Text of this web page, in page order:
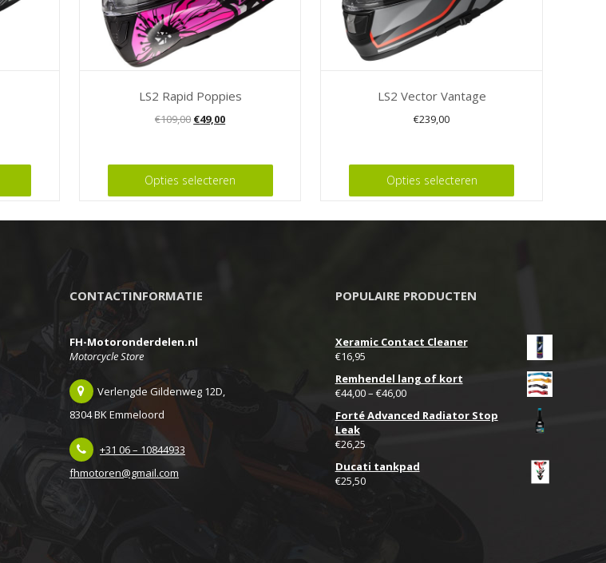
LS2 Rapid Poppies
€109,00 Oorspronkelijke
€109,00.
€49,00Huidige
€49,00.
Opties selecteren
meerdere
kan
gekozen
worden
de
productpagina
LS2 Vector Vantage
€239,00
Opties selecteren
meerdere
kan
worden
CONTACTINFORMATIE
FH-Motoronderdelen.nl
Motorcycle Store
Verlengde Gildenweg 12D,
8304 BK Emmeloord
+31 06 – 10844933
fhmotoren@gmail.com
POPULAIRE PRODUCTEN
Xeramic Contact Cleaner
€16,95
Remhendel lang of kort
€44,00–€46,00
Forté Advanced Radiator Stop
Leak
€26,25
Ducati tankpad
€25,50